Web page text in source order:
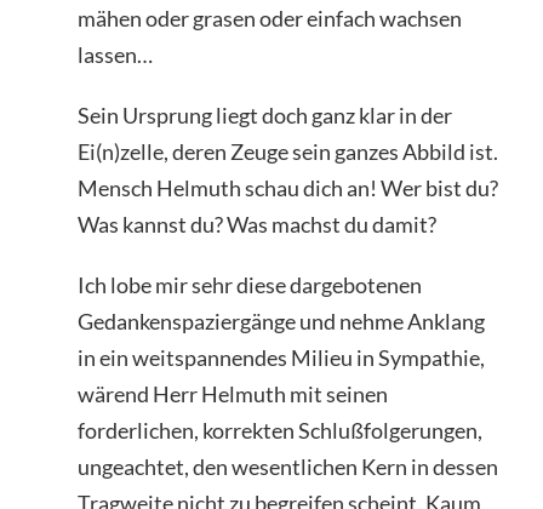
mähen oder grasen oder einfach wachsen
lassen…
Sein Ursprung liegt doch ganz klar in der
Ei(n)zelle, deren Zeuge sein ganzes Abbild ist.
Mensch Helmuth schau dich an! Wer bist du?
Was kannst du? Was machst du damit?
Ich lobe mir sehr diese dargebotenen
Gedankenspaziergänge und nehme Anklang
in ein weitspannendes Milieu in Sympathie,
wärend Herr Helmuth mit seinen
forderlichen, korrekten Schlußfolgerungen,
ungeachtet, den wesentlichen Kern in dessen
Tragweite nicht zu begreifen scheint. Kaum